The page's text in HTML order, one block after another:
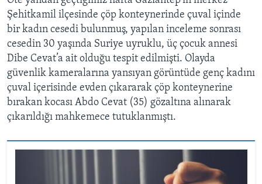
Şehitkamil ilçesinde çöp konteynerinde çuval içinde
bir kadın cesedi bulunmuş, yapılan inceleme sonrası
cesedin 30 yaşında Suriye uyruklu, üç çocuk annesi
Dibe Cevat’a ait olduğu tespit edilmişti. Olayda
güvenlik kameralarına yansıyan görüntüde genç kadını
çuval içerisinde evden çıkararak çöp konteynerine
bırakan kocası Abdo Cevat (35) gözaltına alınarak
çıkarıldığı mahkemece tutuklanmıştı.